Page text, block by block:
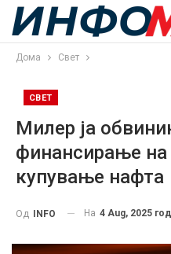
Дома Свет
СВЕТ
Милер ја
финансирање на
купување нафта
Од INFO На 4 Aug, 2025